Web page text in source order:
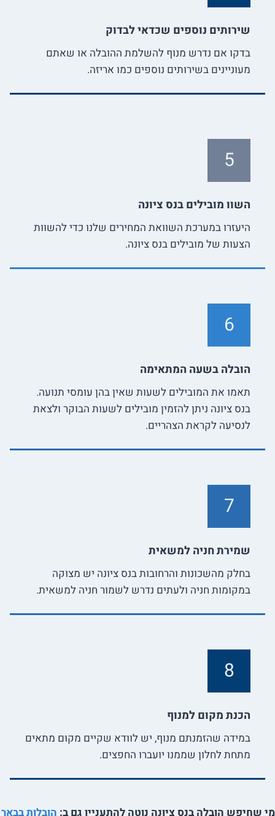
שירותים נוספים שכדאי לבדוק
בדקו אם נדרש מנוף להשלמת ההובלה או שאתם
מעוניינים בשירותים נוספים כמו אריזה.
5
השוו מובילים בנס ציונה
היעזרו במערכת השוואת המחירים שלנו כדי להשוות
הצעות של מובילים בנס ציונה.
6
הובלה בשעה המתאימה
תאמו את המובילים לשעות שאין בהן עומסי תנועה.
בנס ציונה ניתן להזמין מובילים לשעות הבוקר ולצאת
לנסיעה לקראת הצהריים.
7
שמירת חניה למשאית
בחלק מהשכונות והרחובות בנס ציונה יש מצוקה
במקומות חניה ולעתים נדרש לשמור חניה למשאית.
8
הכנת מקום למנוף
במידה שהזמנתם מנוף, יש לוודא שקיים מקום מתאים
מתחת לחלון שממנו יועברו החפצים.
מי שחיפש הובלה בנס ציונה נוטה להתעניין גם ב: הובלות בבאר